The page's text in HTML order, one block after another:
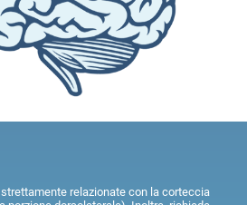
relazionate con la corteccia